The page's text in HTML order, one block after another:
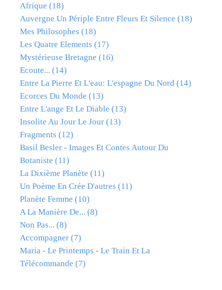
Afrique (18)
Auvergne Un Périple Entre Fleurs Et Silence (18)
Mes Philosophes (18)
Les Quatre Elements (17)
Mystérieuse Bretagne (16)
Ecoute... (14)
Entre La Pierre Et L'eau: L'espagne Du Nord (14)
Ecorces Du Monde (13)
Entre L'ange Et Le Diable (13)
Insolite Au Jour Le Jour (13)
Fragments (12)
Basil Besler - Images Et Contes Autour Du
Botaniste (11)
La Dixième Planète (11)
Un Poème En Crée D'autres (11)
Planète Femme (10)
A La Manière De... (8)
Non Pas... (8)
Accompagner (7)
Maria - Le Printemps - Le Train Et La
Télécommande (7)